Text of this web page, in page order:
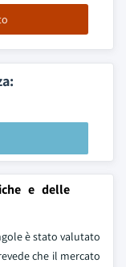
e delle
è stato valutato
che il mercato